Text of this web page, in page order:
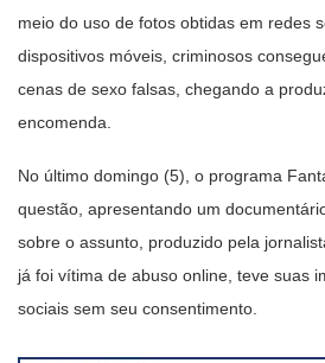
meio do uso de fotos obtidas em redes
dispositivos móveis, criminosos
cenas de sexo falsas, chegando a
encomenda.
No último domingo (5), o programa
questão, apresentando um
sobre o assunto, produzido pela
já foi vítima de abuso online, teve suas
sociais sem seu consentimento.